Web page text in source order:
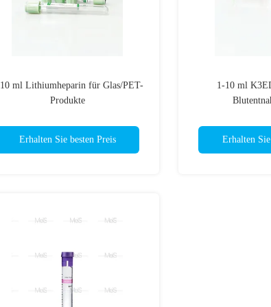
ml Lithiumheparin für Glas/PET-
Produkte
Erhalten Sie besten Preis
1-10 ml
Erhalten